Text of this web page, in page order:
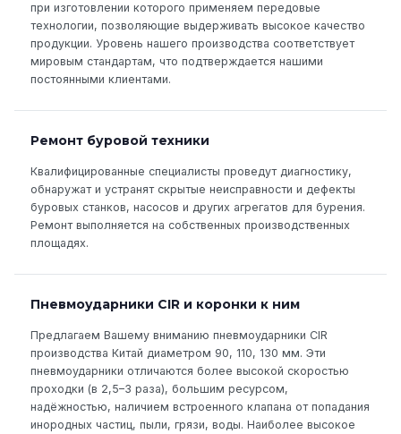
при изготовлении которого применяем передовые
технологии, позволяющие выдерживать высокое качество
продукции. Уровень нашего производства соответствует
мировым стандартам, что подтверждается нашими
постоянными клиентами.
Ремонт буровой техники
Квалифицированные специалисты проведут диагностику,
обнаружат и устранят скрытые неисправности и дефекты
буровых станков, насосов и других агрегатов для бурения.
Ремонт выполняется на собственных производственных
площадях.
Пневмоударники CIR и коронки к ним
Предлагаем Вашему вниманию пневмоударники CIR
производства Китай диаметром 90, 110, 130 мм. Эти
пневмоударники отличаются более высокой скоростью
проходки (в 2,5–3 раза), большим ресурсом,
надёжностью, наличием встроенного клапана от попадания
инородных частиц, пыли, грязи, воды. Наиболее высокое